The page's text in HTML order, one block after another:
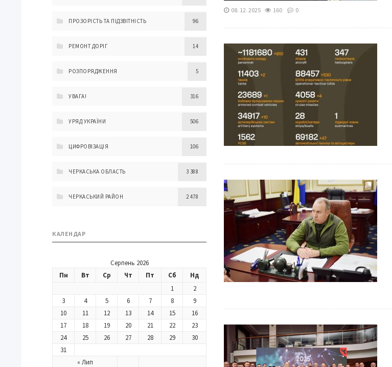
08. 12. 2025 160 0
ПРОЗОРІСТЬ ТА ПІДЗВІТНІСТЬ 96
РЕМОНТ ДОРІГ 14
РОЗПОРЯДЖЕННЯ 5
УВАГА! 316
УРЯД УКРАЇНИ 506
ЦИФРОВІЗАЦІЯ 106
ЧЕРКАСЬКА ОБЛАСТЬ 3 388
ЧЕРКАСЬКИЙ РАЙОН 2 478
КАЛЕНДАР
Серпень 2026
Пн
Вт Ср Чт Пт Сб Нд
« Лип
1
2
3
4 5 6 7 8
9
10
11 12 13 14 15
16
17
18 19 20 21 22
23
24
25 26 27 28 29
30
31